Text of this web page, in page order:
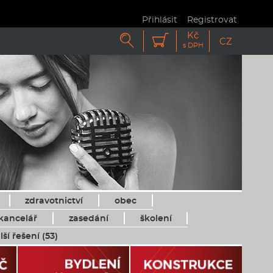
Přihlásit Registrovat
  Kč
s DPH CZ
zdravotnictví
obec
zasedání
školení
řešení (53)